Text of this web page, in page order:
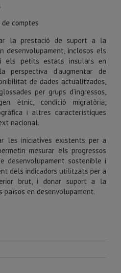
de comptes
la prestació de suport a la
desenvolupament, inclosos els
i els petits estats insulars en
perspectiva d’augmentar de
de dades actualitzades,
per grups d’ingressos,
ètnic, condició migratòria,
i altres característiques
nacional.
les iniciatives existents per a
mesurar els pro­gressos
desenvolupament sostenible i
dels indicadors utilitzats per a
brut, i donar suport a la
en desenvolupament.